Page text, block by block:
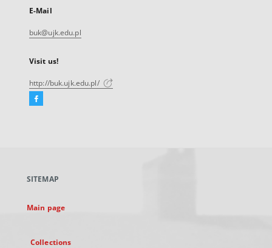
E-Mail
buk@ujk.edu.pl
Visit us!
http://buk.ujk.edu.pl/
Facebook
new
SITEMAP
Main page
Collections